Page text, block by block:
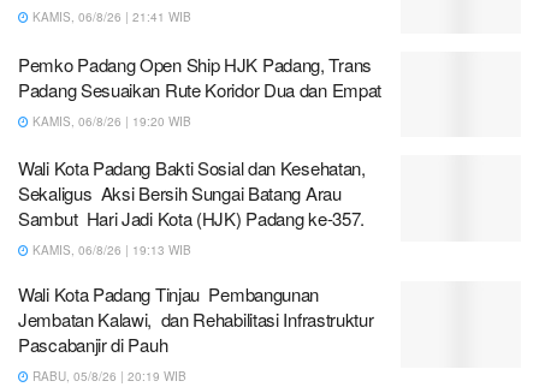
KAMIS, 06/8/26 | 21:41 WIB
Pemko Padang Open Ship HJK Padang, Trans
Padang Sesuaikan Rute Koridor Dua dan Empat
KAMIS, 06/8/26 | 19:20 WIB
Wali Kota Padang Bakti Sosial dan Kesehatan,
Sekaligus Aksi Bersih Sungai Batang Arau
Sambut Hari Jadi Kota (HJK) Padang ke-357.
KAMIS, 06/8/26 | 19:13 WIB
Wali Kota Padang Tinjau Pembangunan
Jembatan Kalawi, dan Rehabilitasi Infrastruktur
Pascabanjir di Pauh
RABU, 05/8/26 | 20:19 WIB